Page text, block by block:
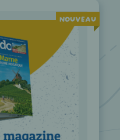
NOUVEAU